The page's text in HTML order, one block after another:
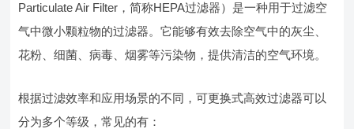
Particulate Air Filter，简称HEPA过滤器）是一种用于过滤空
气中微小颗粒物的过滤器。它能够有效去除空气中的灰尘、
花粉、细菌、病毒、烟雾等污染物，提供清洁的空气环境。
根据过滤效率和应用场景的不同，可更换式高效过滤器可以
分为多个等级，常见的有：